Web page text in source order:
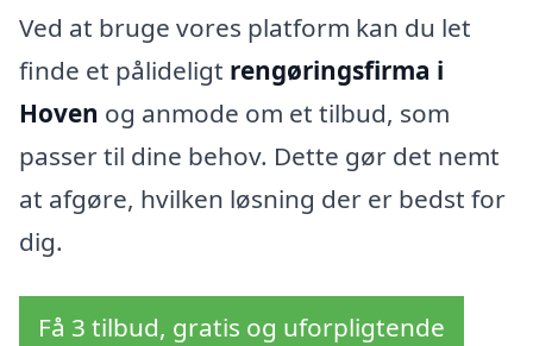
Ved at bruge vores platform kan du let
finde et pålideligt rengøringsfirma i
Hoven og anmode om et tilbud, som
passer til dine behov. Dette gør det nemt
at afgøre, hvilken løsning der er bedst for
dig.
Få 3 tilbud, gratis og uforpligtende